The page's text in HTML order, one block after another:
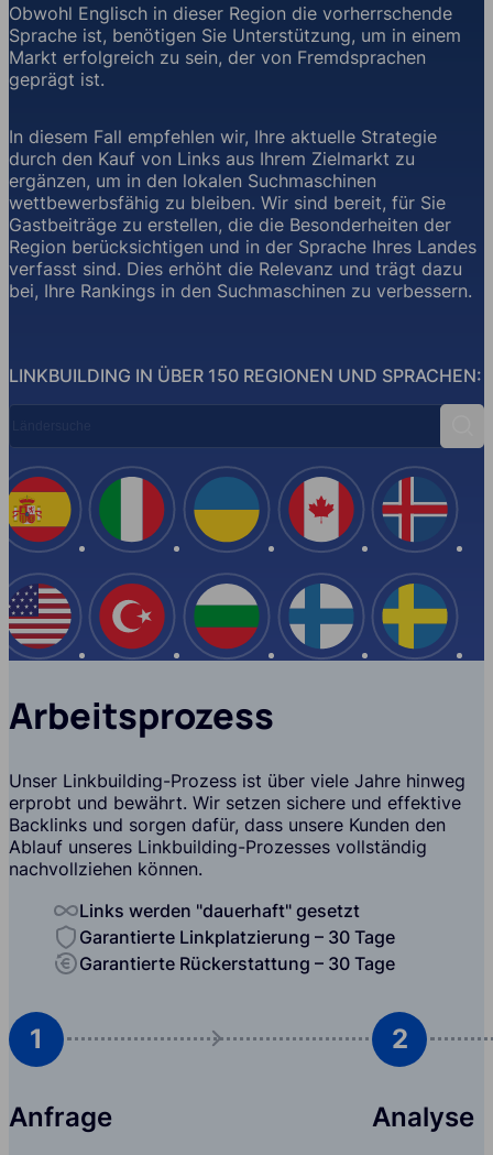
LINKBUILDING IN ÜBER 150 REGIONEN UND SPRACHEN:
Obwohl Englisch in dieser Region die vorherrschende
Sprache ist, benötigen Sie Unterstützung, um in einem
Markt erfolgreich zu sein, der von Fremdsprachen
geprägt ist.
In diesem Fall empfehlen wir, Ihre aktuelle Strategie
durch den Kauf von Links aus Ihrem Zielmarkt zu
ergänzen, um in den lokalen Suchmaschinen
wettbewerbsfähig zu bleiben. Wir sind bereit, für Sie
Gastbeiträge zu erstellen, die die Besonderheiten der
Region berücksichtigen und in der Sprache Ihres Landes
verfasst sind. Dies erhöht die Relevanz und trägt dazu
bei, Ihre Rankings in den Suchmaschinen zu verbessern.
Spanien
USA
Italien
Türkei
Ukraine
Bulgarien
Kanada
Finnland
Island
Arbeitsprozess
Unser Linkbuilding-Prozess ist über viele Jahre hinweg
erprobt und bewährt. Wir setzen sichere und effektive
Backlinks und sorgen dafür, dass unsere Kunden den
Ablauf unseres Linkbuilding-Prozesses vollständig
nachvollziehen können.
Links werden "dauerhaft" gesetzt
Garantierte Linkplatzierung – 30 Tage
Garantierte Rückerstattung – 30 Tage
1
Anfrage
2
Analyse